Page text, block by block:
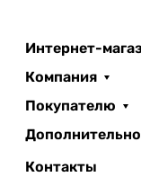
Интернет-
Компания
Покупателю
Дополнительно
Контакты